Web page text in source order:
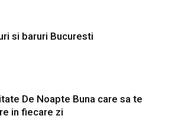
si baruri Bucuresti
De Noapte Buna care sa te
in fiecare zi